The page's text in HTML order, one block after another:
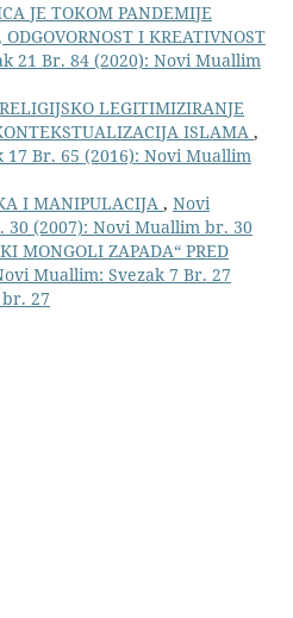
JE TOKOM PANDEMIJE
I KREATIVNOST
21 Br. 84 (2020): Novi Muallim
LEGITIMIZIRANJE
ISLAMA ,
Br. 65 (2016): Novi Muallim
I MANIPULACIJA , Novi
30 (2007): Novi Muallim br. 30
MONGOLI ZAPADA“ PRED
Muallim: Svezak 7 Br. 27
27